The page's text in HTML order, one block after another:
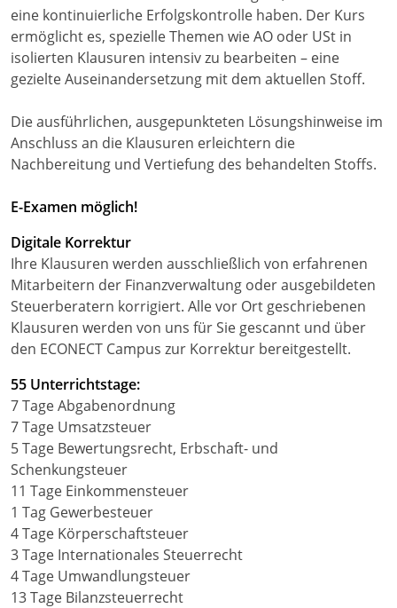
eine kontinuierliche Erfolgskontrolle haben. Der Kurs
ermöglicht es, spezielle Themen wie AO oder USt in
isolierten Klausuren intensiv zu bearbeiten – eine
gezielte Auseinandersetzung mit dem aktuellen Stoff.
Die ausführlichen, ausgepunkteten Lösungshinweise im
Anschluss an die Klausuren erleichtern die
Nachbereitung und Vertiefung des behandelten Stoffs.
E-Examen möglich!
Digitale Korrektur
Ihre Klausuren werden ausschließlich von erfahrenen
Mitarbeitern der Finanzverwaltung oder ausgebildeten
Steuerberatern korrigiert. Alle vor Ort geschriebenen
Klausuren werden von uns für Sie gescannt und über
den ECONECT Campus zur Korrektur bereitgestellt.
55 Unterrichtstage:
7 Tage Abgabenordnung
7 Tage Umsatzsteuer
5 Tage Bewertungsrecht, Erbschaft- und
Schenkungsteuer
11 Tage Einkommensteuer
1 Tag Gewerbesteuer
4 Tage Körperschaftsteuer
3 Tage Internationales Steuerrecht
4 Tage Umwandlungsteuer
13 Tage Bilanzsteuerrecht